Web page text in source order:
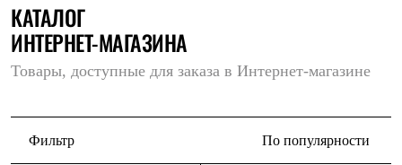
Куртки
Брюки
Софтшелл одежда
Куртки
Куртки
Брюки
КАТАЛОГ
ИНТЕРНЕТ-МАГАЗИНА
Товары, доступные для заказа в Интернет-магазине
Фильтр По популярности